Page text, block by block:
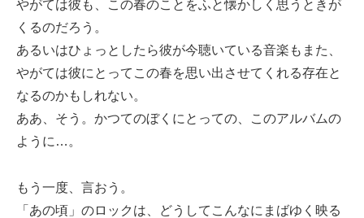
やがては彼も、この春のことをふと懐かしく思うときが
くるのだろう。
あるいはひょっとしたら彼が今聴いている音楽もまた、
やがては彼にとってこの春を思い出させてくれる存在と
なるのかもしれない。
ああ、そう。かつてのぼくにとっての、このアルバムの
ように…。
もう一度、言おう。
「あの頃」のロックは、どうしてこんなにまばゆく映る